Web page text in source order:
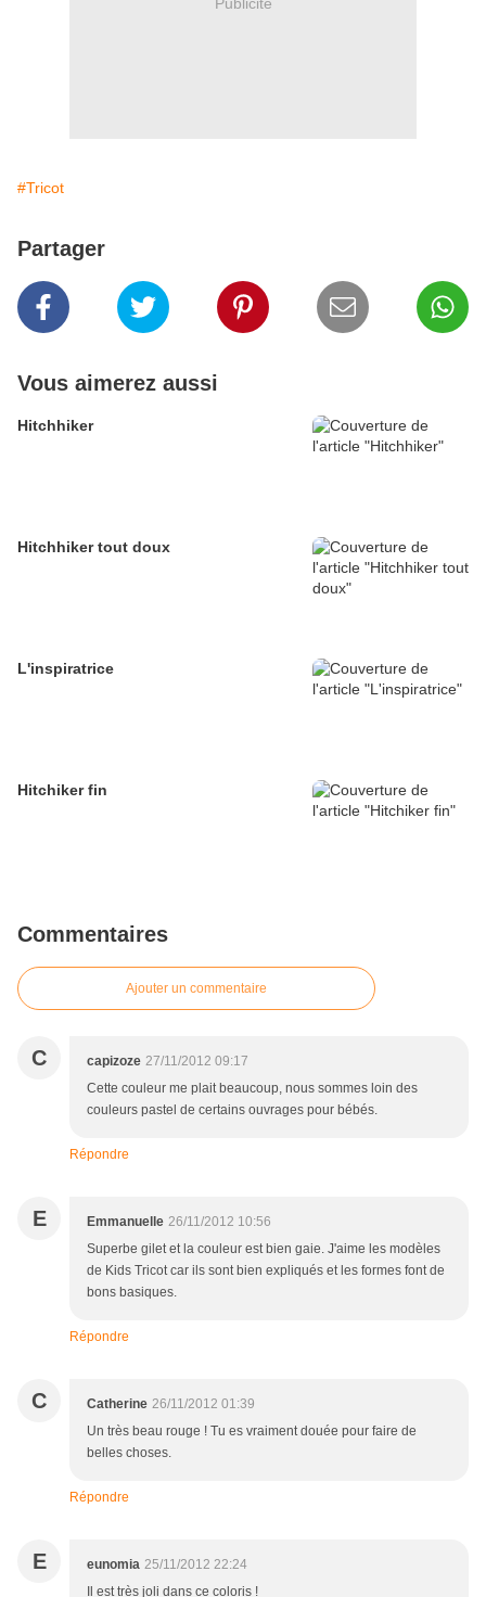
#Tricot
Partager
Vous aimerez aussi
Hitchhiker
Hitchhiker tout doux
L'inspiratrice
Hitchiker fin
Commentaires
Ajouter un commentaire
C capizoze 27/11/2012 09:17
Cette couleur me plait beaucoup, nous sommes loin des
couleurs pastel de certains ouvrages pour bébés.
Répondre
E Emmanuelle 26/11/2012 10:56
Superbe gilet et la couleur est bien gaie. J'aime les modèles
de Kids Tricot car ils sont bien expliqués et les formes font de
bons basiques.
Répondre
C Catherine 26/11/2012 01:39
Un très beau rouge ! Tu es vraiment douée pour faire de
belles choses.
Répondre
E eunomia 25/11/2012 22:24
Il est très joli dans ce coloris !